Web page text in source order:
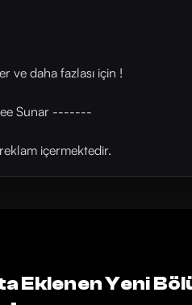
ve daha fazlası için !
Sunar -------
içermektedir.
Eklenen Yeni